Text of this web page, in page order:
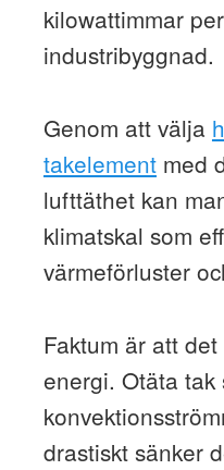
kilowattimmar
industribyggnad.
Genom att välja
takelementmed
lufttäthet kan
klimatskal som
värmeförluster
Faktum är att
energi. Otäta tak
drastiskt sänker